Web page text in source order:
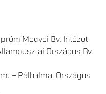
Megyei Bv. Intézet
Országos Bv.
– Pálhalmai Országos